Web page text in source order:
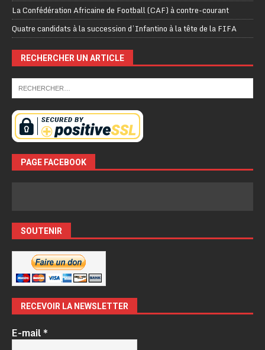
La Confédération Africaine de Football (CAF) à contre-courant
Quatre candidats à la succession d’Infantino à la tête de la FIFA
RECHERCHER UN ARTICLE
PAGE FACEBOOK
SOUTENIR
RECEVOIR LA NEWSLETTER
E-mail*